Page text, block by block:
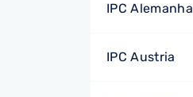
IPC Alemanha
IPC Austria